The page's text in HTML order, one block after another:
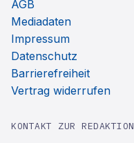
AGB
Mediadaten
Impressum
Datenschutz
Barrierefreiheit
Vertrag widerrufen
KONTAKT ZUR REDAKTION